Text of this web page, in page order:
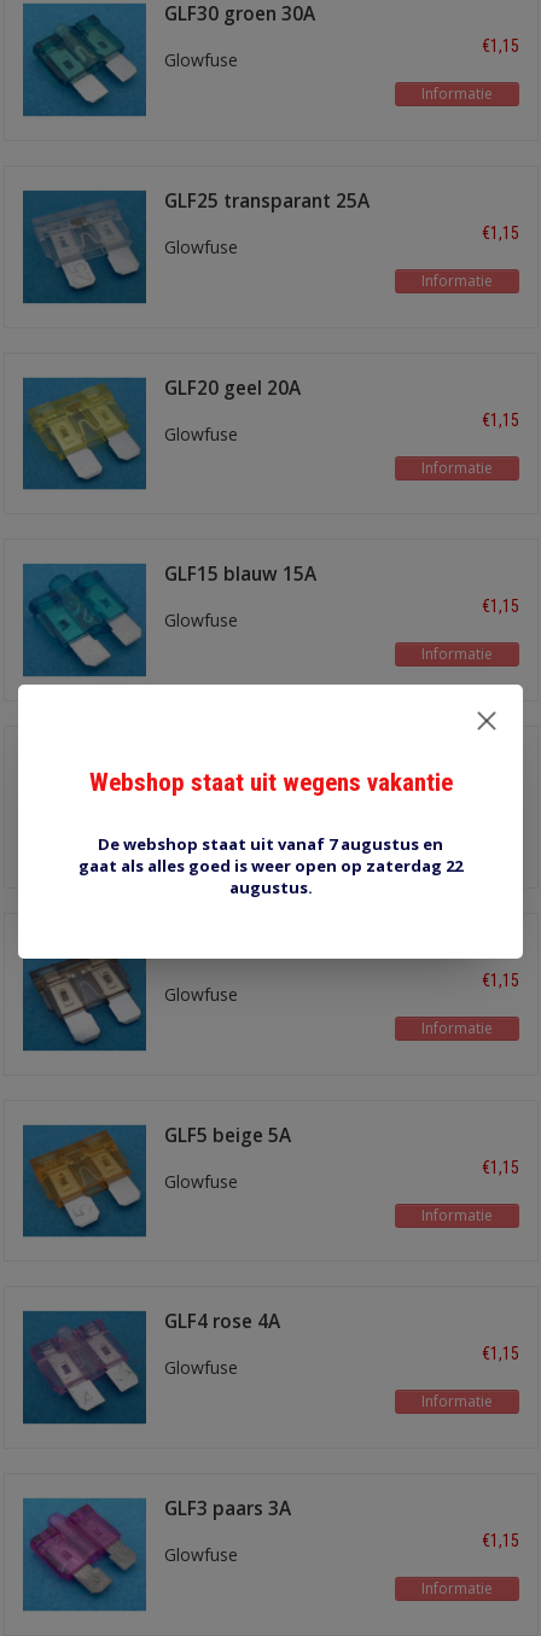
GLF30 groen 30A
Glowfuse
€1,15
Informatie
GLF25 transparant 25A
Glowfuse
€1,15
Informatie
GLF20 geel 20A
Glowfuse
€1,15
Informatie
GLF15 blauw 15A
Glowfuse
€1,15
Informatie
Informatie
Glowfuse
€1,15
Informatie
GLF5 beige 5A
Glowfuse
€1,15
Informatie
GLF4 rose 4A
Glowfuse
€1,15
Informatie
GLF3 paars 3A
Glowfuse
€1,15
Informatie
Webshop staat uit wegens vakantie
De webshop staat uit vanaf 7 augustus en
gaat als alles goed is weer open op zaterdag 22
augustus.